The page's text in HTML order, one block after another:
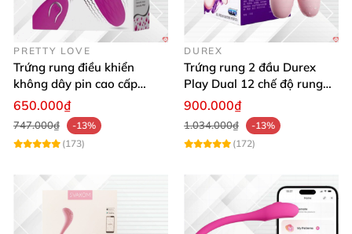
Bảo quản sản phẩm nơi khô ráo , thoáng mát
ánh nắng trực tiếpcủa mặt trời.
PRETTY LOVE
Trứng rung điều khiển
không dây pin cao cấp
Pretty Love Dawn kích thích
650.000₫
747.000₫
-13%
(173)
DUREX
Trứng rung 2 đầu Durex
Play Dual 12 chế độ rung
mới mạnh mẽ
900.000₫
1.034.000₫
-13%
(172)